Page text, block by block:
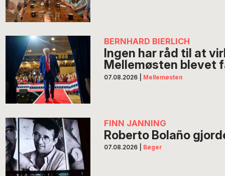
BERNHARD BIERLICH
Ingen har råd til at
Mellemøsten blevet
07.08.2026 Mellemøsten
FINN JANNING
Roberto Bolaño
07.08.2026 Bøger